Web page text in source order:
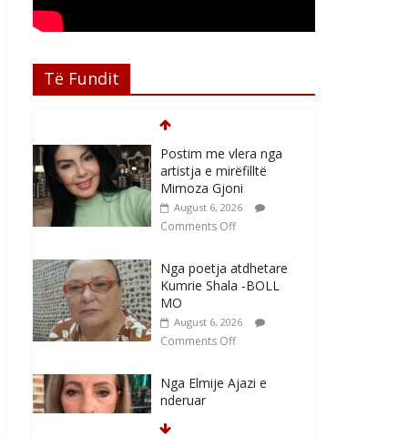
Të Fundit
Postim me vlera nga
artistja e mirëfilltë
Mimoza Gjoni
August 6, 2026
Comments Off
Nga poetja atdhetare
Kumrie Shala -BOLL
MO
August 6, 2026
Comments Off
Nga Elmije Ajazi e
nderuar